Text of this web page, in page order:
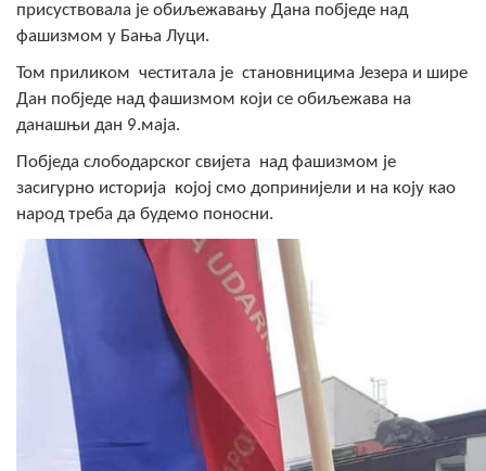
СКУПШТИНА
Статут Општине
Скупштинско вијеће општине језеро
Састав Скупштине
Службени Гласници
ОПШТИНСКА УПРАВА
ИНФО
Активности
Јавни позиви
присуствовала је обиљежавању Дана побједе над
фашизмом у Бања Луци.
Том приликом честитала је становницима Језера и шире
Дан побједе над фашизмом који се обиљежава на
данашњи дан 9.маја.
Побједа слободарског свијета над фашизмом је
засигурно историја којој смо допринијели и на коју као
народ треба да будемо поносни.